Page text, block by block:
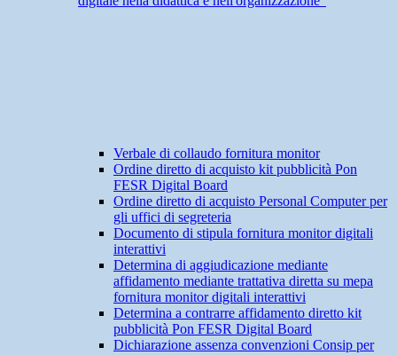
Verbale di collaudo fornitura monitor
Ordine diretto di acquisto kit pubblicità Pon
FESR Digital Board
Ordine diretto di acquisto Personal Computer per
gli uffici di segreteria
Documento di stipula fornitura monitor digitali
interattivi
Determina di aggiudicazione mediante
affidamento mediante trattativa diretta su mepa
fornitura monitor digitali interattivi
Determina a contrarre affidamento diretto kit
pubblicità Pon FESR Digital Board
Dichiarazione assenza convenzioni Consip per